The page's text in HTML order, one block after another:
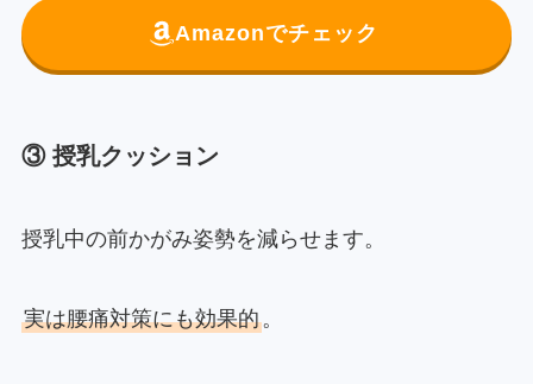
Amazonでチェック
③ 授乳クッション
授乳中の前かがみ姿勢を減らせます。
実は腰痛対策にも効果的。